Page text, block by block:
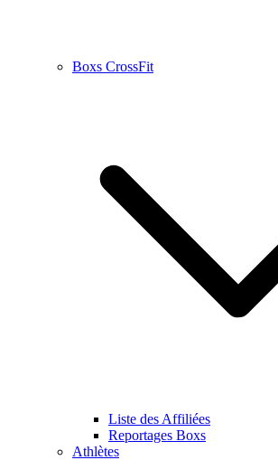
Boxs CrossFit
Liste des Affiliées
Reportages Boxs
Athlètes